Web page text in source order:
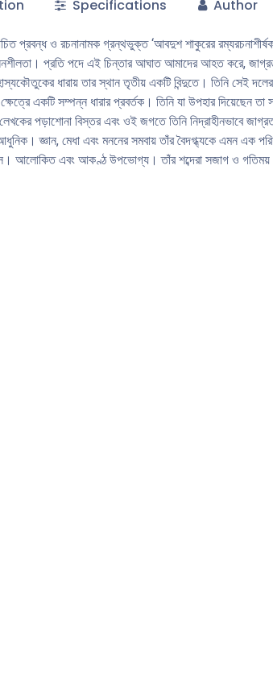
Specifications Author
প্রবন্ধ ও রচনানামক গ্রন্থভুক্ত ‘আবদুশ শাকুরের
প্রতি পদে এই চিন্তার আঘাত আমাদের আহত করে,
ধারায় তার স্থান তৃতীয় একটি বিন্দুতে। তিনি সেই
একটি সম্পন্ন ধারার প্রবর্তক। তিনি যা উপহার দিয়েছেন
পড়াশােনা বিস্তর এবং ওই জগতে তিনি নিদ্রাহীনভাবে
জ্ঞান, মেধা এবং মননের সমবায় তাঁর বৈদগ্ধ্যকে এমন এক
আলােকিত এবং আকণ্ঠ উপভােগ্য। তাঁর শব্দেরা সজাগ ও